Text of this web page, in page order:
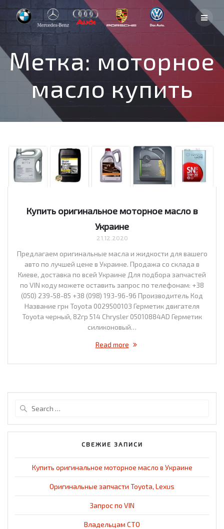
to
content
Метка: моторное
масло купить
Купить оригинальное моторное масло в
Украине
21.12.2020
Предлагаем оригинальные масла и жидкости для вашего
авто по лучшей цене в Украине. Продажа со склада в
Киеве, доставка по всей Украине Для подбора запчастей
по VIN коду можете оставить запрос по телефонам: +38
(050) 239-58-85 +38 (098) 193-96-96 Производитель Код
Название грн Toyota 0029500103 Герметик двигателя
Toyota черный, 82гр 514 Chrysler 05010884AD Герметик
силиконовый…
Read more
СВЕЖИЕ ЗАПИСИ
Купить оригинальное моторное масло в Украине
Оригинальные запчасти Toyota, Lexus
Запрос по VIN
Владельцам СТО